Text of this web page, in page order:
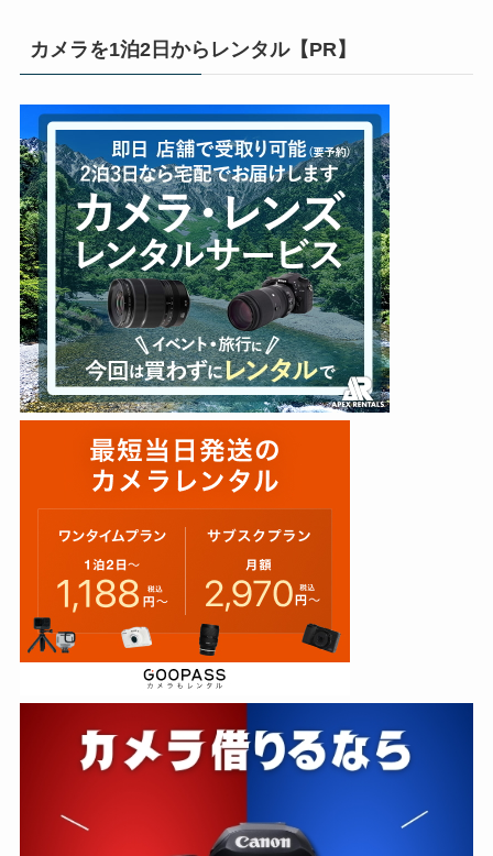
カメラを1泊2日からレンタル【PR】